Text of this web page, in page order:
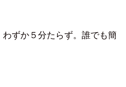
ずか５分たらず。誰でも簡